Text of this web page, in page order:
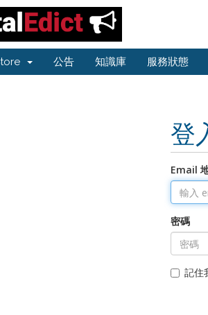
公告 知識庫 服務狀態
登
Email
密碼
記住